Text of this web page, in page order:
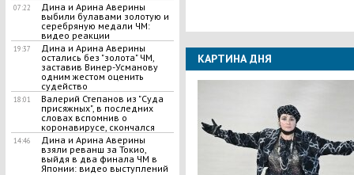
07:22
Дина и Арина Аверины
выбили булавами золотую и
серебряную медали ЧМ:
видео реакции
19:37
Дина и Арина Аверины
остались без "золота" ЧМ,
заставив Винер-Усманову
одним жестом оценить
судейство
18:01
Валерий Степанов из "Суда
присяжных", в последних
словах вспомнив о
коронавирусе, скончался
14:46
Дина и Арина Аверины
взяли реванш за Токио,
выйдя в два финала ЧМ в
Японии: видео выступлений
КАРТИНА ДНЯ